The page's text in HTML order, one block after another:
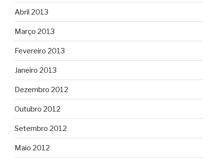
Abril 2013
Março 2013
Fevereiro 2013
Janeiro 2013
Dezembro 2012
Outubro 2012
Setembro 2012
Maio 2012